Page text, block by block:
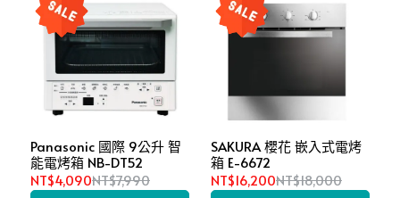
Panasonic 國際 9公升 智
能電烤箱 NB-DT52
NT$4,090NT$7,990
SAKURA 櫻花 嵌入式電烤
箱 E-6672
NT$16,200NT$18,000